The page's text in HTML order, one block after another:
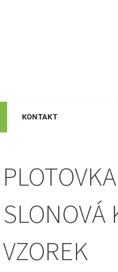
KONTAKT
SLONOVÁ
VZOREK